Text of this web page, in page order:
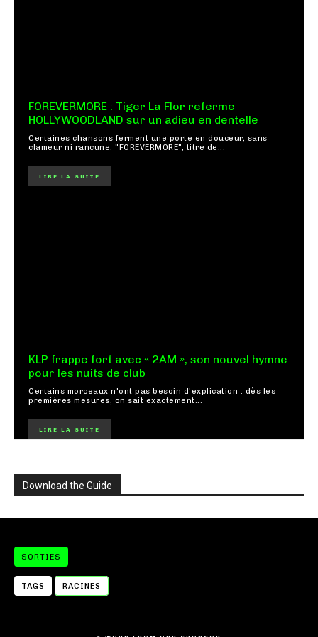
FOREVERMORE : Tiger La Flor referme
HOLLYWOODLAND sur un adieu en dentelle
Certaines chansons ferment une porte en douceur, sans
clameur ni rancune. "FOREVERMORE", titre de...
LIRE LA SUITE
KLP frappe fort avec « 2AM », son nouvel hymne
pour les nuits de club
Certains morceaux n'ont pas besoin d'explication : dès les
premières mesures, on sait exactement...
LIRE LA SUITE
Download the Guide
SORTIES
TAGS RACINES